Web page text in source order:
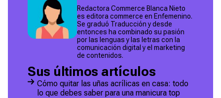
Redactora Commerce Blanca Nieto
es editora commerce en Enfemenino.
Se graduó Traducción y desde
entonces ha combinado su pasión
por las lenguas y las letras con la
comunicación digital y el marketing
de contenidos.
Sus últimos artículos
Cómo quitar las uñas acrílicas en casa: todo
lo que debes saber para una manicura top